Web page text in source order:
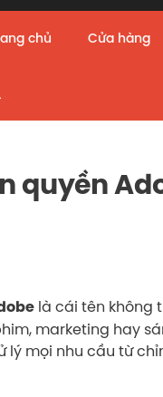
chủ Cửa hàng
quyền
là cái tên không
marketing hay
lý mọi nhu cầu từ